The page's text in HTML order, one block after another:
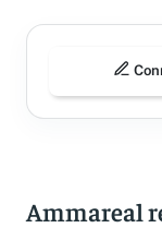
Ammareal